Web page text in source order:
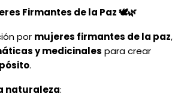
Firmantes de la Paz 🕊️🌿
por mujeres firmantes de la paz,
y medicinales para crear
.
naturaleza: